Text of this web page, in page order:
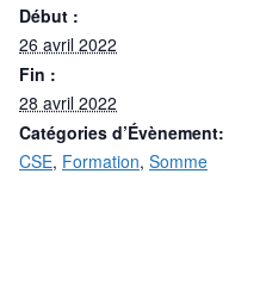
Début :
26 avril 2022
Fin :
28 avril 2022
Catégories d’Évènement:
CSE, Formation, Somme